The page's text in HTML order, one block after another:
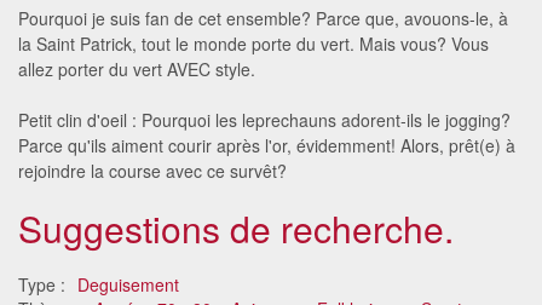
Pourquoi je suis fan de cet ensemble? Parce que, avouons-le, à
la Saint Patrick, tout le monde porte du vert. Mais vous? Vous
allez porter du vert AVEC style.
Petit clin d'oeil : Pourquoi les leprechauns adorent-ils le jogging?
Parce qu'ils aiment courir après l'or, évidemment! Alors, prêt(e) à
rejoindre la course avec ce survêt?
Suggestions de recherche.
Type : Deguisement